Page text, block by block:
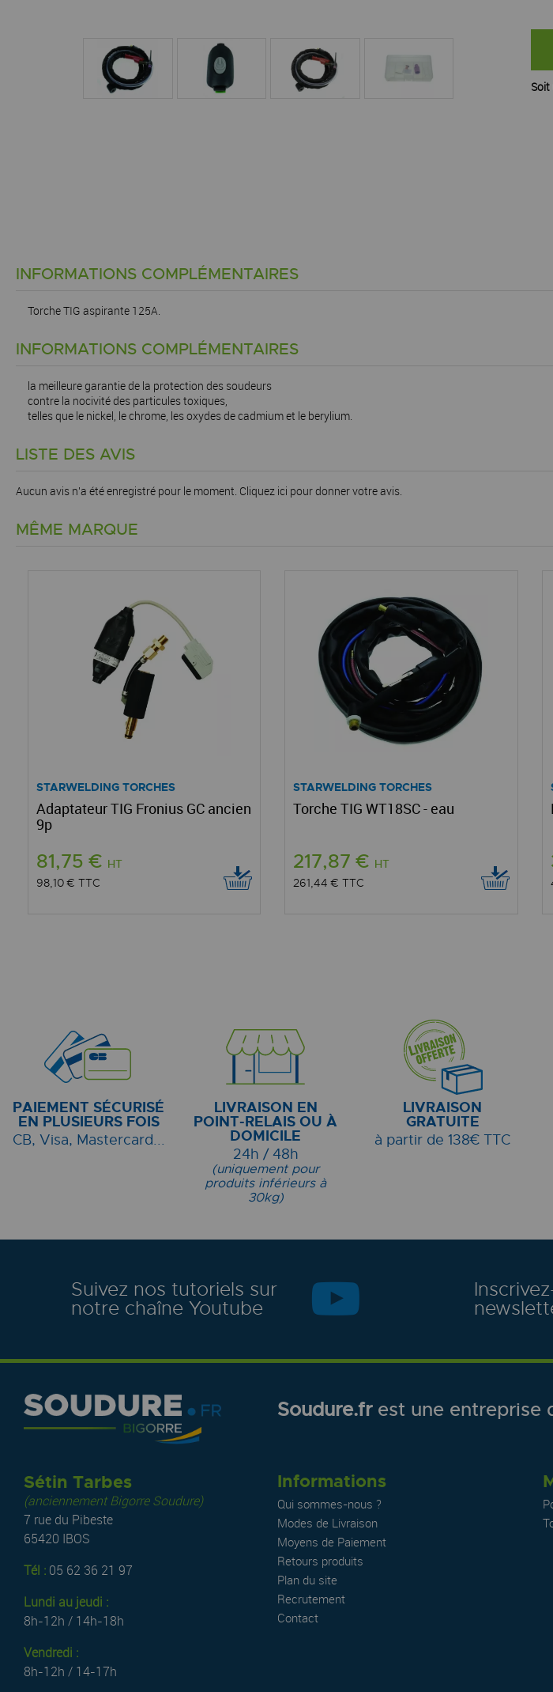
INFORMATIONS COMPLÉMENTAIRES
Torche TIG aspirante 125A.
INFORMATIONS COMPLÉMENTAIRES
la meilleure garantie de la protection des soudeurs
contre la nocivité des particules toxiques,
telles que le nickel, le chrome, les oxydes de cadmium et le berylium.
LISTE DES AVIS
Aucun avis n'a été enregistré pour le moment. Cliquez ici pour donner votre avis.
MÊME MARQUE
STARWELDING TORCHES
Adaptateur TIG Fronius GC ancien
9p
81,75 € HT
98,10 € TTC
STARWELDING TORCHES
Torche TIG WT18SC - eau
217,87 € HT
261,44 €TTC
PAIEMENT SÉCURISÉ
EN PLUSIEURS FOIS
CB, Visa, Mastercard...
LIVRAISON EN
POINT-RELAIS OU À
DOMICILE
24h / 48h
(uniquement pour
produits inférieurs à
30kg)
LIVRAISON
GRATUITE
à partir de 138€ TTC
Suivez nos tutoriels sur
notre chaîne Youtube
Soudure.frest une entreprise
Sétin Tarbes
(anciennement Bigorre Soudure)
7 rue du Pibeste
65420 IBOS
Tél : 05 62 36 21 97
Lundi au jeudi :
8h-12h / 14h-18h
Vendredi :
8h-12h / 14-17h
Informations
Qui sommes-nous ?
Modes de Livraison
Moyens de Paiement
Retours produits
Plan du site
Recrutement
Contact